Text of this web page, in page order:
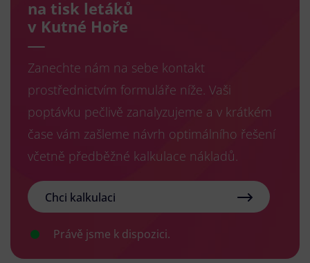
na tisk letáků
v Kutné Hoře
Zanechte nám na sebe kontakt
prostřednictvím formuláře níže. Vaši
poptávku pečlivě zanalyzujeme a v krátkém
čase vám zašleme návrh optimálního řešení
včetně předběžné kalkulace nákladů.
Chci kalkulaci
Právě jsme k dispozici.